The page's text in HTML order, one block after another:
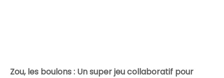
Zou, les boulons : Un super jeu collaboratif pour